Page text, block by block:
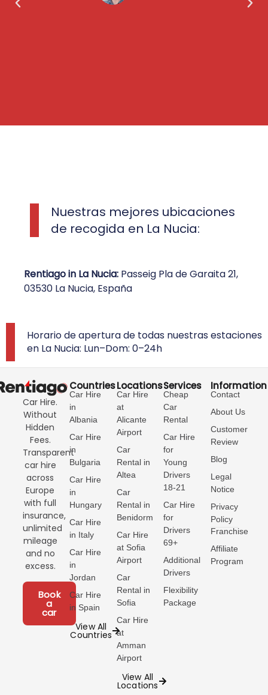
Nuestras mejores ubicaciones
de recogida en La Nucia:
Rentiago in La Nucia: Passeig Pla de Garaita 21,
03530 La Nucia, España
Horario de apertura de todas nuestras estaciones
en La Nucia: Lun–Dom: 0–24h
Car Hire.
Without
Hidden
Fees.
Transparent
car hire
across
Europe
with full
insurance,
unlimited
mileage
and no
excess.
Book
a
car
Countries
Car Hire
in
Albania
Car Hire
in
Bulgaria
Car Hire
in
Hungary
Car Hire
in Italy
Car Hire
in
Jordan
Car Hire
in Spain
View All
Countries
Locations
Car Hire
at
Alicante
Airport
Car
Rental in
Altea
Car
Rental in
Benidorm
Car Hire
at Sofia
Airport
Car
Rental in
Sofia
Car Hire
at
Amman
Airport
View All
Locations
Services
Cheap
Car
Rental
Car Hire
for
Young
Drivers
18-21
Car Hire
for
Drivers
69+
Additional
Drivers
Flexibility
Package
Information
Contact
About Us
Customer
Review
Blog
Legal
Notice
Privacy
Policy
Franchise
Affiliate
Program